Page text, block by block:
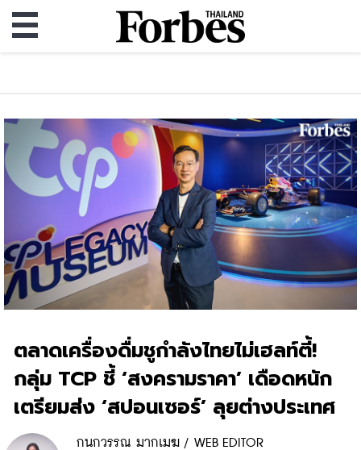
ตลาดเครื่องดื่มชูกำลังไทยไม่เฮลท์ตี้!
กลุ่ม TCP ชี้ ‘สงครามราคา’ เดือดหนัก
เตรียมส่ง ‘สปอนเซอร์’ ลุยต่างประเทศ
กนกวรรณ มากเมฆ / WEB EDITOR